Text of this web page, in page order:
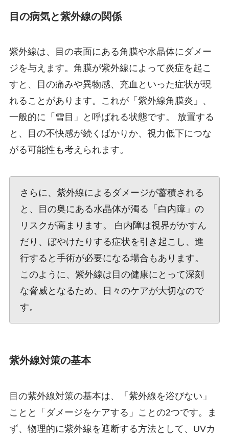
目の病気と紫外線の関係
紫外線は、目の表面にある角膜や水晶体にダメー
ジを与えます。角膜が紫外線によって炎症を起こ
すと、目の痛みや異物感、充血といった症状が現
れることがあります。これが「紫外線角膜炎」、
一般的に「雪目」と呼ばれる状態です。 放置する
と、目の不快感が続くばかりか、視力低下につな
がる可能性も考えられます。
さらに、紫外線によるダメージが蓄積される
と、目の奥にある水晶体が濁る「白内障」の
リスクが高まります。 白内障は視界がかすん
だり、ぼやけたりする症状を引き起こし、進
行すると手術が必要になる場合もあります。
このように、紫外線は目の健康にとって深刻
な脅威となるため、日々のケアが大切なので
す。
紫外線対策の基本
目の紫外線対策の基本は、「紫外線を浴びない」
ことと「ダメージをケアする」ことの2つです。ま
ず、物理的に紫外線を遮断する方法として、UVカ